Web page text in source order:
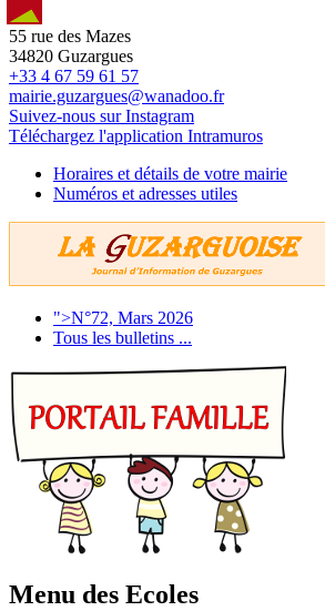
55 rue des Mazes
34820 Guzargues
+33 4 67 59 61 57
mairie.guzargues@wanadoo.fr
Suivez-nous sur Instagram
Téléchargez l'application Intramuros
Horaires et détails de votre mairie
Numéros et adresses utiles
">N°72, Mars 2026
Tous les bulletins ...
Menu des Ecoles